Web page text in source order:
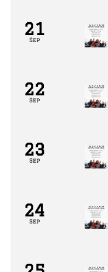
21
Sep
22
Sep
23
Sep
24
Sep